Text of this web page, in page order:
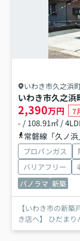
いわき市久之浜
いわき市久之
2,390万円 7
- / 108.91㎡ /
常磐線「久ノ
プロパンガス
バリアフリー
パノラマ 新築
【いわき市の新
き店へ】